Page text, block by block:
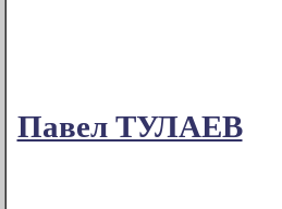
Павел ТУЛАЕВ